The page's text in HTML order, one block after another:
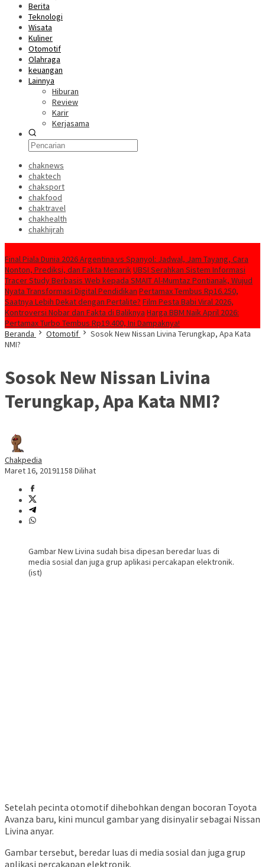
Berita
Teknologi
Wisata
Kuliner
Otomotif
Olahraga
keuangan
Lainnya
Hiburan
Review
Karir
Kerjasama
chaknews
chaktech
chaksport
chakfood
chaktravel
chakhealth
chakhijrah
Final Piala Dunia 2026 Argentina vs Spanyol: Jadwal, Jam Tayang, Cara
Nonton, Prediksi, dan Fakta MenarikUBSI Serahkan Sistem Informasi
Tracer Study Berbasis Web kepada SMAIT Al-Mumtaz Pontianak, Wujud
Nyata Transformasi Digital Pendidikan Pertamax Tembus Rp16.250,
Saatnya Lebih Dekat dengan Pertalite? Film Pesta Babi Viral 2026,
Kontroversi Nobar dan Fakta di Baliknya Harga BBM Naik April 2026:
Pertamax Turbo Tembus Rp19.400, Ini Dampaknya!
Beranda
Otomotif
Sosok New Nissan Livina Terungkap, Apa Kata
NMI?
Sosok New Nissan Livina
Terungkap, Apa Kata NMI?
Chakpedia
Maret 16, 20191158 Dilihat
Gambar New Livina sudah bisa dipesan beredar luas di
media sosial dan juga grup aplikasi percakapan elektronik.
(ist)
Setelah pecinta otomotif dihebohkan dengan bocoran Toyota
Avanza baru, kini muncul gambar yang disinyalir sebagai Nissan
Livina anyar.
Gambar tersebut, beredar luas di media sosial dan juga grup
aplikasi percakapan elektronik.